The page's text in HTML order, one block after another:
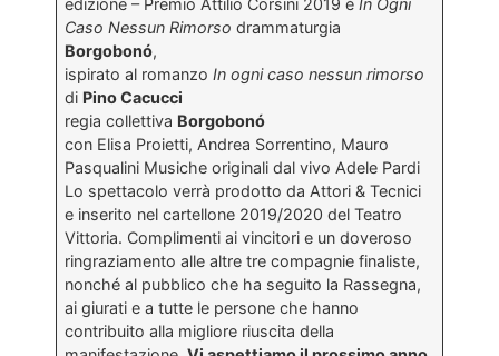
edizione – Premio Attilio Corsini 2019 èIn Ogni
Caso Nessun Rimorso drammaturgia
Borgobonó,
ispirato al romanzoIn ogni caso nessun rimorso
di Pino Cacucci
regia collettiva Borgobonó
con Elisa Proietti, Andrea Sorrentino, Mauro
Pasqualini Musiche originali dal vivo Adele Pardi
Lo spettacolo verrà prodotto da Attori & Tecnici
e inserito nel cartellone 2019/2020 del Teatro
Vittoria. Complimenti ai vincitori e un doveroso
ringraziamento alle altre tre compagnie finaliste,
nonché al pubblico che ha seguito la Rassegna,
ai giurati e a tutte le persone che hanno
contribuito alla migliore riuscita della